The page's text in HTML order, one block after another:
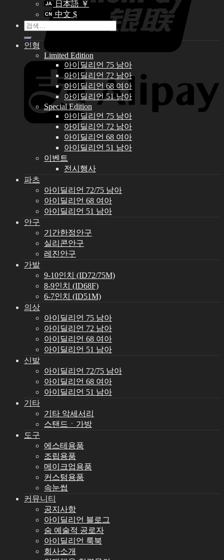
日本語 ￥
中文 $
검
색:
인형
Limited Edition
아이딜리언 75 남아
아이딜리언 72 남아
아이딜리언 68 여아
아이딜리언 51 남아
Special Edition
아이딜리언 75 남아
아이딜리언 72 남아
아이딜리언 68 여아
아이딜리언 51 남아
이벤트
전시행사
파츠
아이딜리언 72/75 남아
아이딜리언 68 여아
아이딜리언 51 남아
안구
기간한정안구
실리콘안구
레진안구
가발
9-10인치 (ID72/75M)
8-9인치 (ID68F)
6-7인치 (ID51M)
의상
아이딜리언 75 남아
아이딜리언 72 남아
아이딜리언 68 여아
아이딜리언 51 남아
신발
아이딜리언 72/75 남아
아이딜리언 68 여아
아이딜리언 51 남아
기타
기타 악세서리
스탠드ㆍ가방
도구
에스테용품
조립용품
메이크업용품
커스텀용품
속눈썹
커뮤니티
공지사항
아이딜리언 블로그
숨 예술적 공로자
아이딜리언 룩북
회사소개